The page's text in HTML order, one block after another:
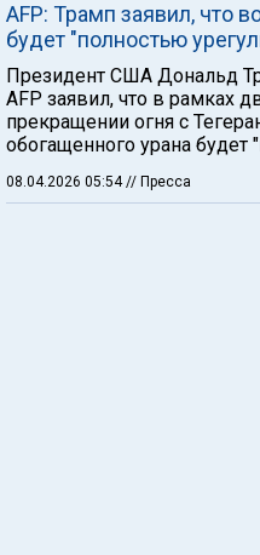
AFP: Трамп заявил, что
будет "полностью
Президент США Дональд
AFP заявил, что в рамках
прекращении огня с
обогащенного урана будет
08.04.2026 05:54// Пресса